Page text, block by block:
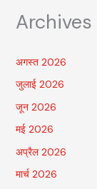
Archives
अगस्त 2026
जुलाई 2026
जून 2026
मई 2026
अप्रैल 2026
मार्च 2026